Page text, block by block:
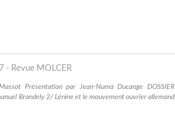
- Revue MOLCER
Présentation par Jean-Numa Ducange DOSSIER
Brandely 2/ Lénine et le mouvement ouvrier allemand